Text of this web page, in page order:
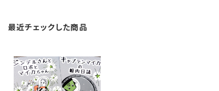
最近チェックした商品